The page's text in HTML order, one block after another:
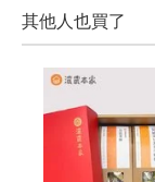
其他人也買了